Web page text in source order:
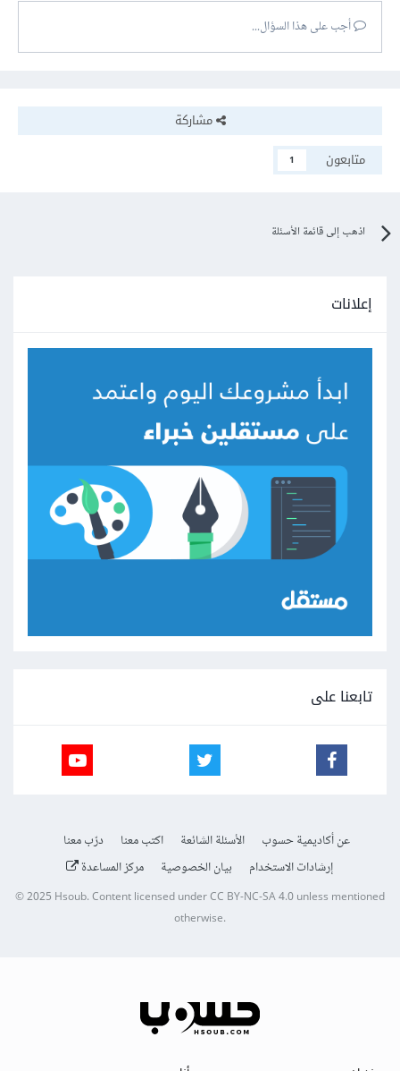
أجب على هذا السؤال...
مشاركة
متابعون
1
اذهب إلى قائمة الأسئلة
إعلانات
تابعنا على
عن أكاديمية حسوب الأسئلة الشائعة اكتب معنا
درّب معنا
إرشادات الاستخدام
بيان الخصوصية مركز المساعدة
© 2025Hsoub.Content licensed underCC BY-NC-SA 4.0unless mentioned
otherwise.